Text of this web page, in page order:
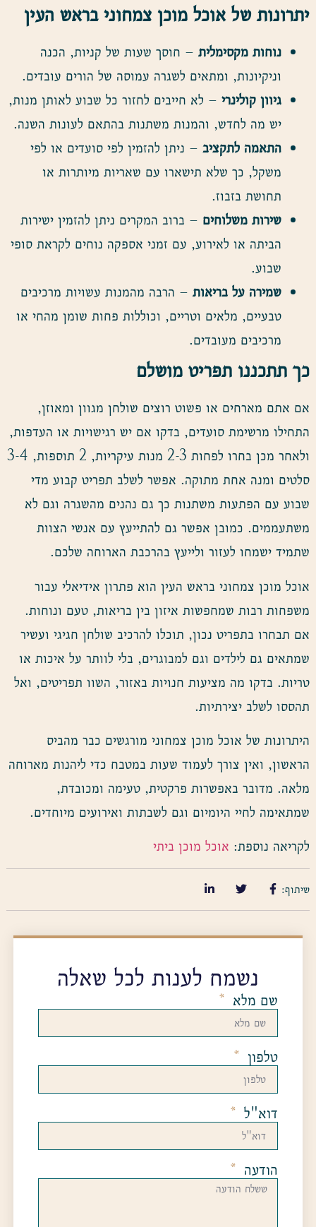
יתרונות של אוכל מוכן צמחוני בראש העין
נוחות מקסימלית– חוסך שעות של קניות, הכנה
וניקיונות, ומתאים לשגרה עמוסה של הורים עובדים.
גיוון קולינרי– לא חייבים לחזור כל שבוע לאותן מנות,
יש מה לחדש, והמנות משתנות בהתאם לעונות השנה.
התאמה לתקציב– ניתן להזמין לפי סועדים או לפי
משקל, כך שלא תישארו עם שאריות מיותרות או
תחושת בזבוז.
שירות משלוחים– ברוב המקרים ניתן להזמין ישירות
הביתה או לאירוע, עם זמני אספקה נוחים לקראת סופי
שבוע.
שמירה על בריאות– הרבה מהמנות עשויות מרכיבים
טבעיים, מלאים וטריים, וכוללות פחות שומן מהחי או
מרכיבים מעובדים.
כך תתכננו תפריט מושלם
אם אתם מארחים או פשוט רוצים שולחן מגוון ומאוזן,
התחילו מרשימת סועדים, בדקו אם יש רגישויות או העדפות,
ולאחר מכן בחרו לפחות 2-3 מנות עיקריות, 2 תוספות, 3-4
סלטים ומנה אחת מתוקה. אפשר לשלב תפריט קבוע מדי
שבוע עם הפתעות משתנות כך גם נהנים מהשגרה וגם לא
משתעממים. כמובן אפשר גם להתייעץ עם אנשי הצוות
שתמיד ישמחו לעזור ולייעץ בהרכבת הארוחה שלכם.
אוכל מוכן צמחוני בראש העין הוא פתרון אידיאלי עבור
משפחות רבות שמחפשות איזון בין בריאות, טעם ונוחות.
אם תבחרו בתפריט נכון, תוכלו להרכיב שולחן חגיגי ועשיר
שמתאים גם לילדים וגם למבוגרים, בלי לוותר על איכות או
טריות. בדקו מה מציעות חנויות באזור, השוו תפריטים, ואל
תהססו לשלב יצירתיות.
היתרונות של אוכל מוכן צמחוני מורגשים כבר מהביס
הראשון, ואין צורך לעמוד שעות במטבח כדי ליהנות מארוחה
מלאה. מדובר באפשרות פרקטית, טעימה ומכובדת,
שמתאימה לחיי היומיום וגם לשבתות ואירועים מיוחדים.
לקריאה נוספת: אוכל מוכן ביתי
שיתוף:
נשמח לענות לכל שאלה
שם מלא
טלפון
דוא"ל
הודעה